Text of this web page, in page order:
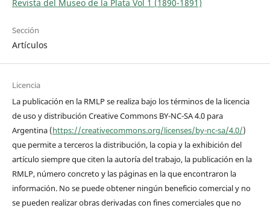
Revista del Museo de la Plata Vol 1 (1890-1891)
Sección
Artículos
Licencia
La publicación en la RMLP se realiza bajo los términos de la licencia
de uso y distribución Creative Commons BY-NC-SA 4.0 para
Argentina (https://creativecommons.org/licenses/by-nc-sa/4.0/)
que permite a terceros la distribución, la copia y la exhibición del
artículo siempre que citen la autoría del trabajo, la publicación en la
RMLP, número concreto y las páginas en la que encontraron la
información. No se puede obtener ningún beneficio comercial y no
se pueden realizar obras derivadas con fines comerciales que no